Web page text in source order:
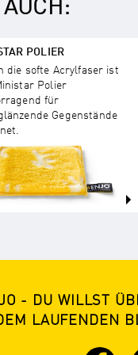
POLIER
die softe Acrylfaser ist
Polier
für
Gegenstände
- DU WILLST
LAUFENDEN